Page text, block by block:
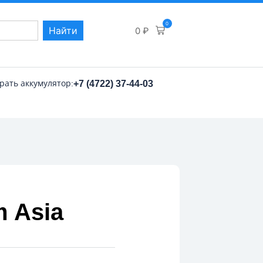
Найти 0 ₽
0
аккумулятор:+7 (4722) 37-44-03
Asia